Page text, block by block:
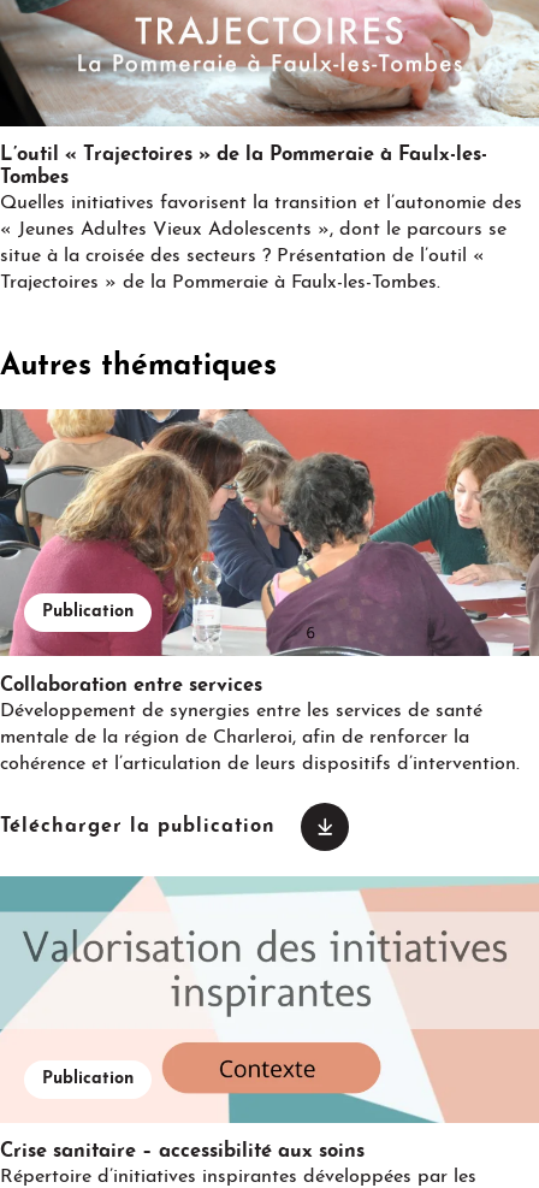
L’outil « Trajectoires » de la Pommeraie à Faulx-les-
Tombes
Quelles initiatives favorisent la transition et l’autonomie des
« Jeunes Adultes Vieux Adolescents », dont le parcours se
situe à la croisée des secteurs ? Présentation de l’outil «
Trajectoires » de la Pommeraie à Faulx-les-Tombes.
Autres thématiques
Publication
Collaboration entre services
Développement de synergies entre les services de santé
mentale de la région de Charleroi, afin de renforcer la
cohérence et l’articulation de leurs dispositifs d’intervention.
Télécharger la publication
Publication
Crise sanitaire – accessibilité aux soins
Répertoire d’initiatives inspirantes développées par les